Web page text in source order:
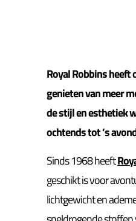
Royal Robbins heeft
genieten van meer
de stijl en esthetiek
ochtends tot ’s
Sinds 1968 heeft
geschikt is voor
lichtgewicht en